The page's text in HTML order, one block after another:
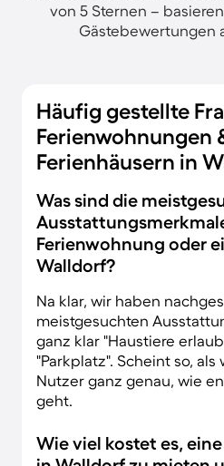
von 5 Sternen –
Gästebewertungen
Häufig gestellte
Ferienwohnungen
Ferienhäusern in
Was sind die
Ferienwohnung oder
Walldorf?
Na klar, wir haben
meistgesuchten
ganz klar "Haustiere
"Parkplatz". Scheint so, als
Nutzer ganz genau, wie
geht.
Wie viel kostet es,